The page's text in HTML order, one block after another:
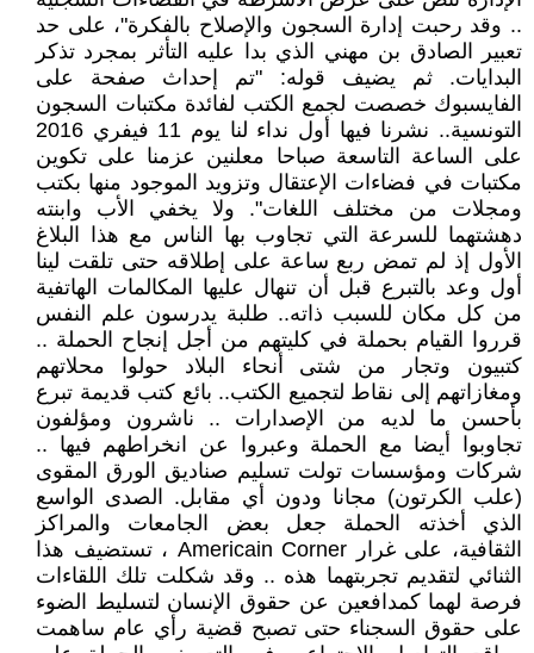
.. وقد رحبت إدارة السجون والإصلاح بالفكرة"، على حد
تعبير الصادق بن مهني الذي بدا عليه التأثر بمجرد تذكر
البدايات. ثم يضيف قوله: "تم إحداث صفحة على
الفايسبوك خصصت لجمع الكتب لفائدة مكتبات السجون
التونسية.. نشرنا فيها أول نداء لنا يوم 11 فيفري 2016
على الساعة التاسعة صباحا معلنين عزمنا على تكوين
مكتبات في فضاءات الإعتقال وتزويد الموجود منها بكتب
ومجلات من مختلف اللغات". ولا يخفي الأب وابنته
دهشتهما للسرعة التي تجاوب بها الناس مع هذا البلاغ
الأول إذ لم تمض ربع ساعة على إطلاقه حتى تلقت لينا
أول وعد بالتبرع قبل أن تنهال عليها المكالمات الهاتفية
من كل مكان للسبب ذاته.. طلبة يدرسون علم النفس
قرروا القيام بحملة في كليتهم من أجل إنجاح الحملة ..
كتبيون وتجار من شتى أنحاء البلاد حولوا محلاتهم
ومغازاتهم إلى نقاط لتجميع الكتب.. بائع كتب قديمة تبرع
بأحسن ما لديه من الإصدارات .. ناشرون ومؤلفون
تجاوبوا أيضا مع الحملة وعبروا عن انخراطهم فيها ..
شركات ومؤسسات تولت تسليم صناديق الورق المقوى
(علب الكرتون) مجانا ودون أي مقابل. الصدى الواسع
الذي أخذته الحملة جعل بعض الجامعات والمراكز
الثقافية، على غرار Americain Corner ، تستضيف هذا
الثنائي لتقديم تجربتهما هذه .. وقد شكلت تلك اللقاءات
فرصة لهما كمدافعين عن حقوق الإنسان لتسليط الضوء
على حقوق السجناء حتى تصبح قضية رأي عام ساهمت